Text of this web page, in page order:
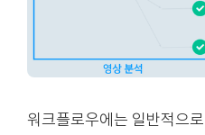
워크플로우에는 일반적으